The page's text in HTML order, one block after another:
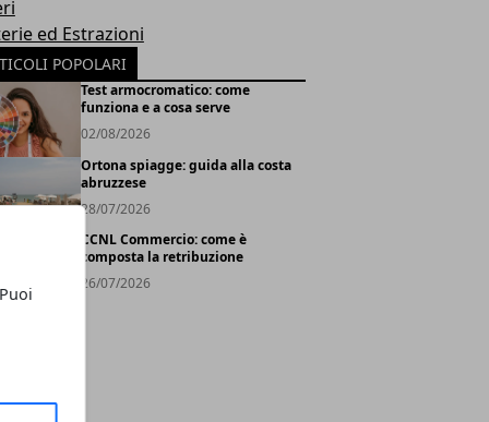
ed Estrazioni
POPOLARI
Test armocromatico: come
funziona e a cosa serve
02/08/2026
Ortona spiagge: guida alla costa
abruzzese
28/07/2026
CCNL Commercio: come è
composta la retribuzione
26/07/2026